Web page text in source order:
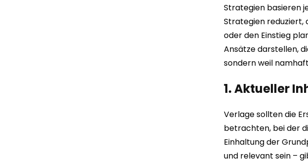
Strategien basieren
Strategien reduziert,
oder den Einstieg
Ansätze darstellen,
sondern weil
1. Aktueller
Verlage sollten die
betrachten, bei der
Einhaltung der
und relevant sein –